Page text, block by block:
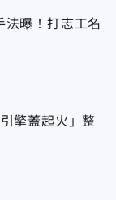
法曝！打志工名
擎蓋起火」整